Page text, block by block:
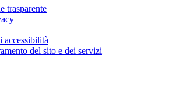
trasparente
accessibilità
del sito e dei servizi